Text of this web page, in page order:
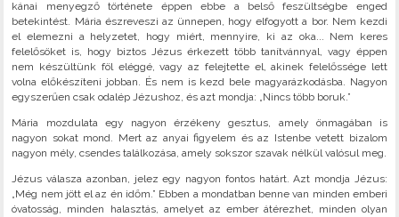
kánai menyegző története éppen ebbe a belső feszültségbe enged
betekintést. Mária észreveszi az ünnepen, hogy elfogyott a bor. Nem kezdi
el elemezni a helyzetet, hogy miért, mennyire, ki az oka... Nem keres
felelősöket is, hogy biztos Jézus érkezett több tanítvánnyal, vagy éppen
nem készültünk föl eléggé, vagy az felejtette el, akinek felelőssége lett
volna előkészíteni jobban. És nem is kezd bele magyarázkodásba. Nagyon
egyszerűen csak odalép Jézushoz, és azt mondja: „Nincs több boruk.”
Mária mozdulata egy nagyon érzékeny gesztus, amely önmagában is
nagyon sokat mond. Mert az anyai figyelem és az Istenbe vetett bizalom
nagyon mély, csendes találkozása, amely sokszor szavak nélkül valósul meg.
Jézus válasza azonban, jelez egy nagyon fontos határt. Azt mondja Jézus:
„Még nem jött el az én időm.” Ebben a mondatban benne van minden emberi
óvatosság, minden halasztás, amelyet az ember átérezhet, minden olyan